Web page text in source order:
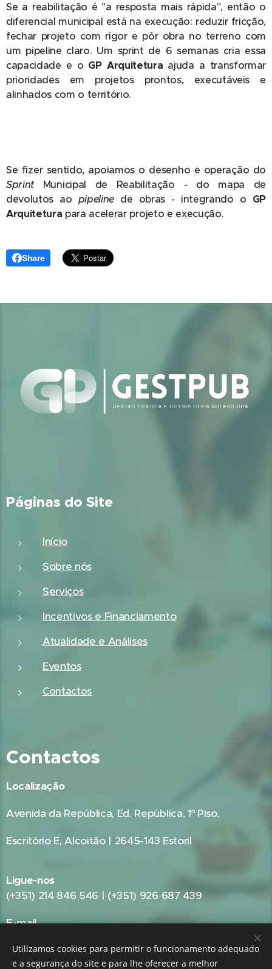
Se a reabilitação é "a resposta mais rápida", então o
diferencial municipal está na execução: reduzir fricção,
fechar projeto com rigor e pôr obra no terreno com
um pipeline claro. Um sprint de 6 semanas cria essa
capacidade e o GP Arquitetura ajuda a transformar
prioridades em projetos prontos, executáveis e
alinhados com o território.
Se fizer sentido, apoiamos o desenho e operação do
SprintMunicipal de Reabilitação - do mapa de
devolutos ao pipeline de obras - integrando o GP
Arquitetura para acelerar projeto e execução.
Share
Páginas do Site
Início
Sobre nós
Serviços
Incentivos e Financiamento
Atualidade e Análises
Eventos
Contactos
Contactos
Localização
Avenida da República, Ed. República, 1º Piso,
Escritório E, Alcoitão | 2645-143 Estoril
Ligue-nos
(+351) 214 846 546 | (+351) 926 687 439
E-mail
Utilizamos cookies para permitir o funcionamento adequado
e a segurança do site e para lhe oferecer a melhor